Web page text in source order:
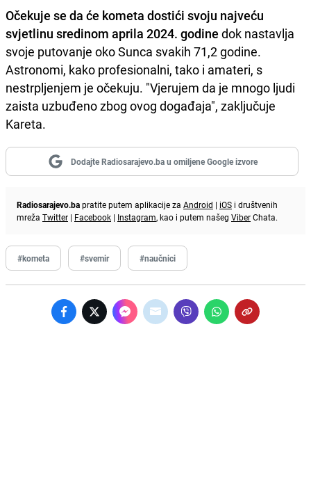
Očekuje se da će kometa dostići svoju najveću
svjetlinu sredinom aprila 2024. godine dok nastavlja
svoje putovanje oko Sunca svakih 71,2 godine.
Astronomi, kako profesionalni, tako i amateri, s
nestrpljenjem je očekuju. "Vjerujem da je mnogo ljudi
zaista uzbuđeno zbog ovog događaja", zaključuje
Kareta.
Dodajte Radiosarajevo.ba u omiljene Google izvore
Radiosarajevo.bapratite putem aplikacije za Android | iOS i društvenih
mreža Twitter | Facebook | Instagram, kao i putem našeg ViberChata.
#kometa #svemir #naučnici